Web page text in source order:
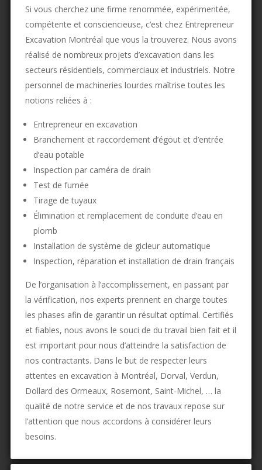
Si vous cherchez une firme renommée, expérimentée,
compétente et consciencieuse, c’est chez Entrepreneur
Excavation Montréal que vous la trouverez. Nous avons
réalisé de nombreux projets d’excavation dans les
secteurs résidentiels, commerciaux et industriels. Notre
personnel de machineries lourdes maîtrise toutes les
notions reliées à :
Entrepreneur en excavation
Branchement et raccordement d’égout et d’entrée
d’eau potable
Inspection par caméra de drain
Test de fumée
Tirage de tuyaux
Élimination et remplacement de conduite d’eau en
plomb
Installation de système de gicleur automatique
Inspection, réparation et installation de drain français
De l’organisation à l’accomplissement, en passant par
la vérification, nos experts prennent en charge toutes
les phases afin de garantir un résultat optimal. Certifiés
et fiables, nous avons le souci de du travail bien fait et il
est important pour nous d’atteindre la satisfaction de
nos contractants. Dans le but de respecter leurs
attentes en excavation à Montréal, Dorval, Verdun,
Dollard des Ormeaux, Rosemont, Saint-Michel, … la
qualité de notre service et de nos travaux repose sur
l’attention que nous accordons à considérer leurs
besoins.